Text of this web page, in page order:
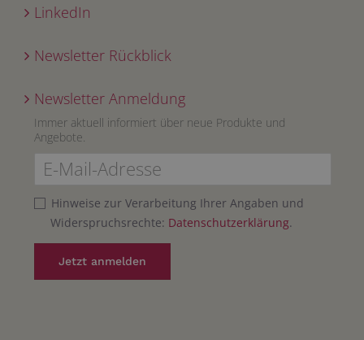
LinkedIn
Newsletter Rückblick
Newsletter Anmeldung
Immer aktuell informiert über neue Produkte und
Angebote.
Hinweise zur Verarbeitung Ihrer Angaben und
Widerspruchsrechte: Datenschutzerklärung.